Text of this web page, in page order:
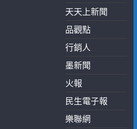
天天上新聞
品觀點
行銷人
墨新聞
火報
民生電子報
樂聯網